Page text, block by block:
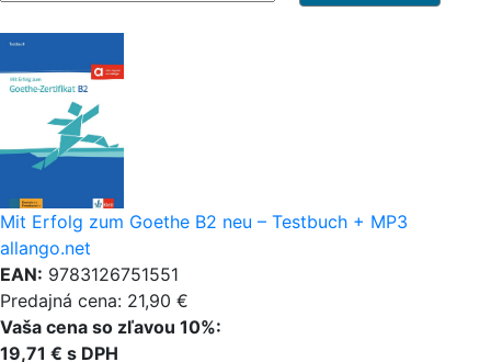
Mit Erfolg zum Goethe B2 neu – Testbuch + MP3
allango.net
EAN: 9783126751551
Predajná cena: 21,90 €
Vaša cena so zľavou 10%:
19,71 € s DPH